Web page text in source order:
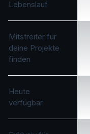
Lebenslauf
Mitstreiter für
deine Projekte
finden
Heute
verfügbar